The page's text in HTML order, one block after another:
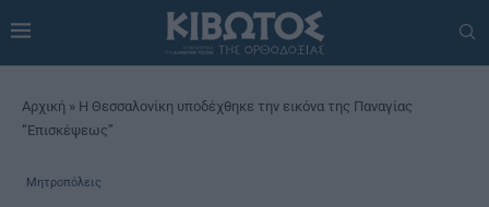
Αρχική » Η Θεσσαλονίκη υποδέχθηκε την εικόνα της Παναγίας
“Επισκέψεως”
Μητροπόλεις